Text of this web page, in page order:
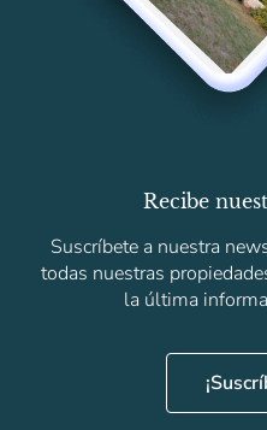
Recibe
Suscríbete a nuestra
todas nuestras
la última